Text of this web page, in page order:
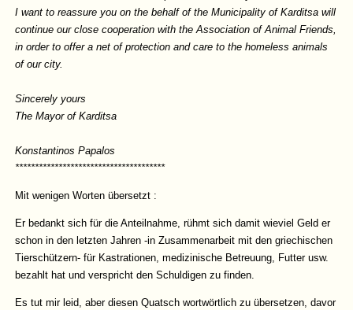
I want to reassure you on the behalf of the Municipality of Karditsa will
continue our close cooperation with the Association of Animal Friends,
in order to offer a net of protection and care to the homeless animals
of our city.
Sincerely yours
The Mayor of Karditsa
Konstantinos Papalos
**************************************
Mit wenigen Worten übersetzt :
Er bedankt sich für die Anteilnahme, rühmt sich damit wieviel Geld er
schon in den letzten Jahren -in Zusammenarbeit mit den griechischen
Tierschützern- für Kastrationen, medizinische Betreuung, Futter usw.
bezahlt hat und verspricht den Schuldigen zu finden.
Es tut mir leid, aber diesen Quatsch wortwörtlich zu übersetzen, davor